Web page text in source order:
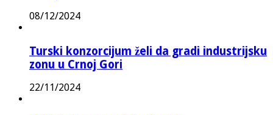
08/12/2024
Turski konzorcijum želi da gradi industrijsku
zonu u Crnoj Gori
22/11/2024